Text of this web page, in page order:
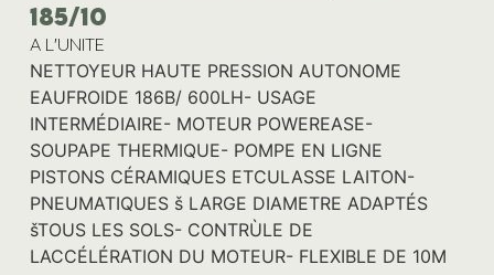
185/10
A L'UNITE
NETTOYEUR HAUTE PRESSION AUTONOME
EAUFROIDE 186B/ 600LH- USAGE
INTERMÉDIAIRE- MOTEUR POWEREASE-
SOUPAPE THERMIQUE- POMPE EN LIGNE
PISTONS CÉRAMIQUES ETCULASSE LAITON-
PNEUMATIQUES š LARGE DIAMETRE ADAPTÉS
šTOUS LES SOLS- CONTRÙLE DE
LACCÉLÉRATION DU MOTEUR- FLEXIBLE DE 10M